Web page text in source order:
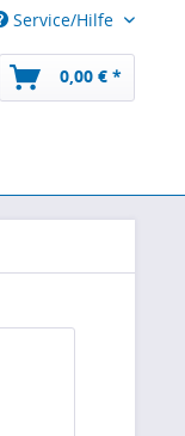
Service/Hilfe
0,00 € *